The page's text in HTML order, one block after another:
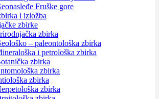
Fruške gore
i izložba
zbirke
zbirka
– paleontološka zbirka
i petrološka zbirka
zbirka
zbirka
zbirka
zbirka